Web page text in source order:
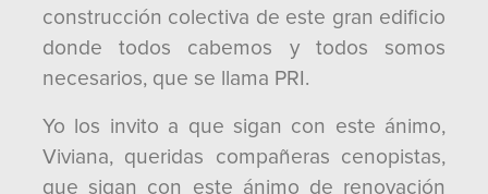
construcción colectiva de este gran edificio
donde todos cabemos y todos somos
necesarios, que se llama PRI.
Yo los invito a que sigan con este ánimo,
Viviana, queridas compañeras cenopistas,
que sigan con este ánimo de renovación